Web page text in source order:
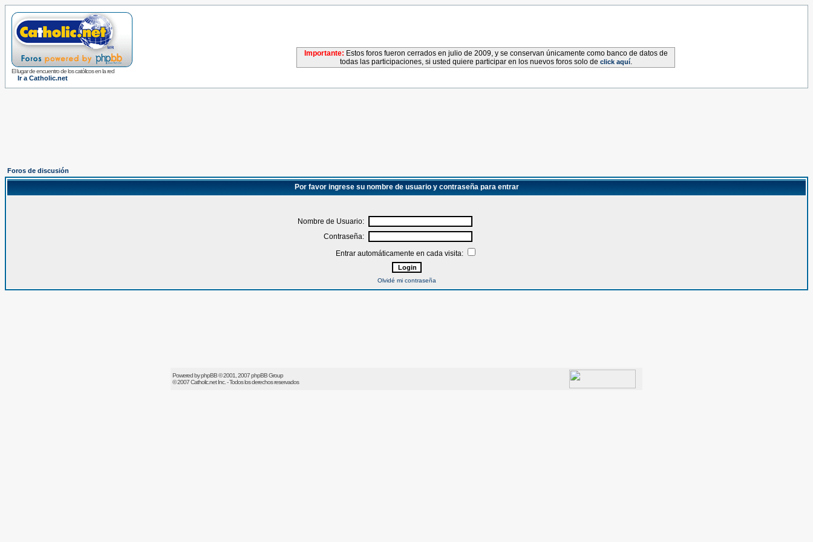
El lugar de encuentro de los católicos en la red
Ir a Catholic.net
Importante: Estos foros fueron cerrados en julio de 2009, y se conservan únicamente como banco de datos de
todas las participaciones, si usted quiere participar en los nuevos foros solo de click aquí.
Foros de discusión
Por favor ingrese su nombre de usuario y contraseña para entrar
Nombre de Usuario:
Contraseña:
Entrar automáticamente en cada visita:
Olvidé mi contraseña
Powered byphpBB© 2001, 2007 phpBB Group
© 2007Catholic.netInc. - Todos los derechos reservados